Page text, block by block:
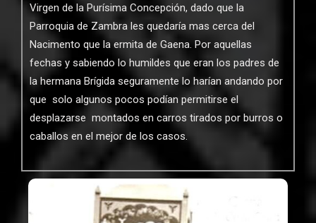
Virgen de la Purísima Concepción, dado que la
Parroquia de Zambra les quedaría mas cerca del
Nacimento que la ermita de Gaena. Por aquellas
fechas y sabiendo lo humildes que eran los padres de
la hermana Brígida seguramente lo harían andando por
que solo algunos pocos podían permitirse el
desplazarse montados en carros tirados por burros o
caballos en el mejor de los casos.